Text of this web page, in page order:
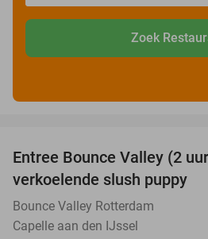
Zoek
Entree Bounce Valley (2
verkoelende slush puppy
Bounce Valley Rotterdam
Capelle aan den IJssel